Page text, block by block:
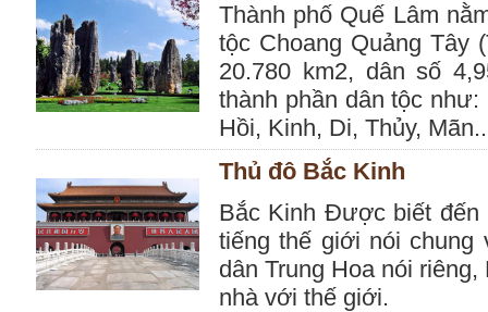
Thành phố Quế Lâm
tộc Choang Quảng Tây
20.780 km2, dân số
thành phần dân tộc
Hồi, Kinh, Di, Thủy,
Thủ đô Bắc Kinh
Bắc Kinh Được biết đến
tiếng thế giới nói chung
dân Trung Hoa nói
nhà với thế giới.